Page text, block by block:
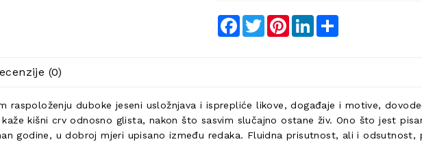
Facebook
TwitterPinterestLinkedIn
(0)
raspoloženju duboke jeseni usložnjava i isprepliće likove, događaje i motive,
kišni crv odnosno glista, nakon što sasvim slučajno ostane živ. Ono što jest
godine, u dobroj mjeri upisano između redaka. Fluidna prisutnost, ali i